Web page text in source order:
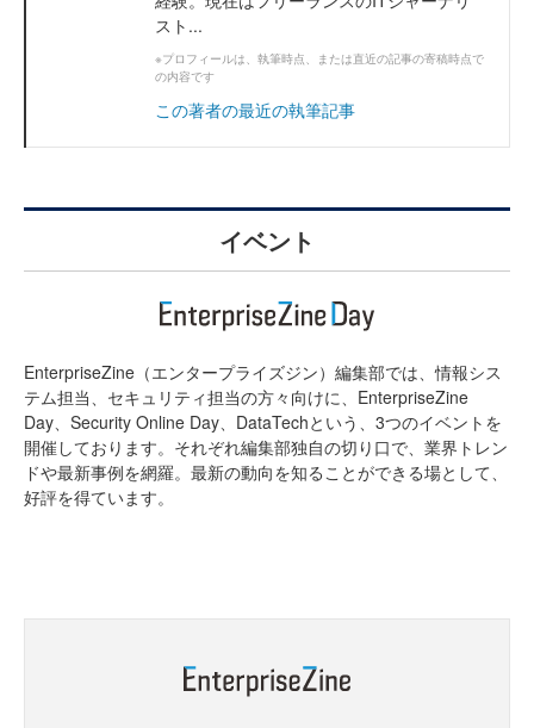
スト...
※プロフィールは、執筆時点、または直近の記事の寄稿時点で
の内容です
この著者の最近の執筆記事
イベント
EnterpriseZine（エンタープライズジン）編集部では、情報シス
テム担当、セキュリティ担当の方々向けに、EnterpriseZine
Day、Security Online Day、DataTechという、3つのイベントを
開催しております。それぞれ編集部独自の切り口で、業界トレン
ドや最新事例を網羅。最新の動向を知ることができる場として、
好評を得ています。